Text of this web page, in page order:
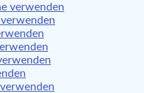
verwenden